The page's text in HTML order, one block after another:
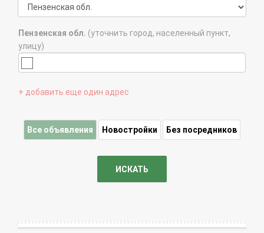
Пензенская обл. (уточнить город, населенный пункт,
улицу)
+ добавить еще один адрес
Все объявления Новостройки Без посредников